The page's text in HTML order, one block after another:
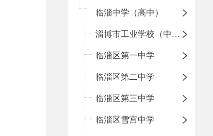
临淄中学（高中）
淄博市工业学校（中职学校）
临淄区第一中学
临淄区第二中学
临淄区第三中学
临淄区雪宫中学